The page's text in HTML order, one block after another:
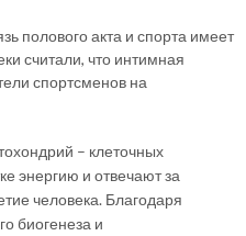
полового акта и спорта имеет
считали, что интимная
спортсменов на
– клеточных
энергию и отвечают за
человека. Благодаря
биогенеза и